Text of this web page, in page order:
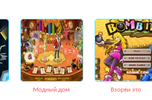
Модный дом Взорви это